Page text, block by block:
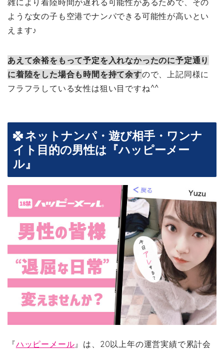
ような女の子も空港でナンパできる可能性が高いとい
えます♪
あえて余裕をもって予定を入れなかったのに予定通り
に着陸をした場合も時間を持て余すので、上記同様に
フラフラしている女性は狙い目ですね^^
ネットナンパ・遊び相手・ワンナ
イト目的の男性は『ハッピーメー
ル』
『ハッピーメール』は、20以上年の運営実績で累計会